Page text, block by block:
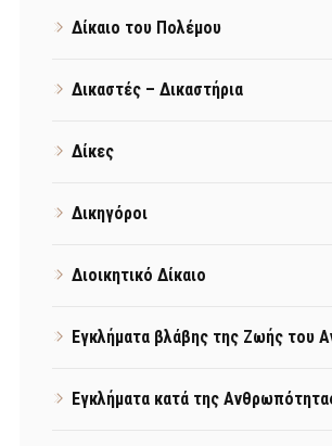
Δίκαιο του Πολέμου
Δικαστές – Δικαστήρια
Δίκες
Δικηγόροι
Διοικητικό Δίκαιο
Εγκλήματα βλάβης της Ζωής του
Εγκλήματα κατά της